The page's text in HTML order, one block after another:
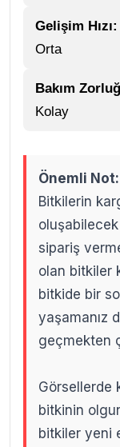
Gelişim Hızı:
Orta
Bakım
Kolay
Önemli Not:
Bitkilerin
sipariş
olan bitkiler
bitkide bir
yaşamanız
geçmekten
Görsellerde
bitkinin
bitkiler yeni